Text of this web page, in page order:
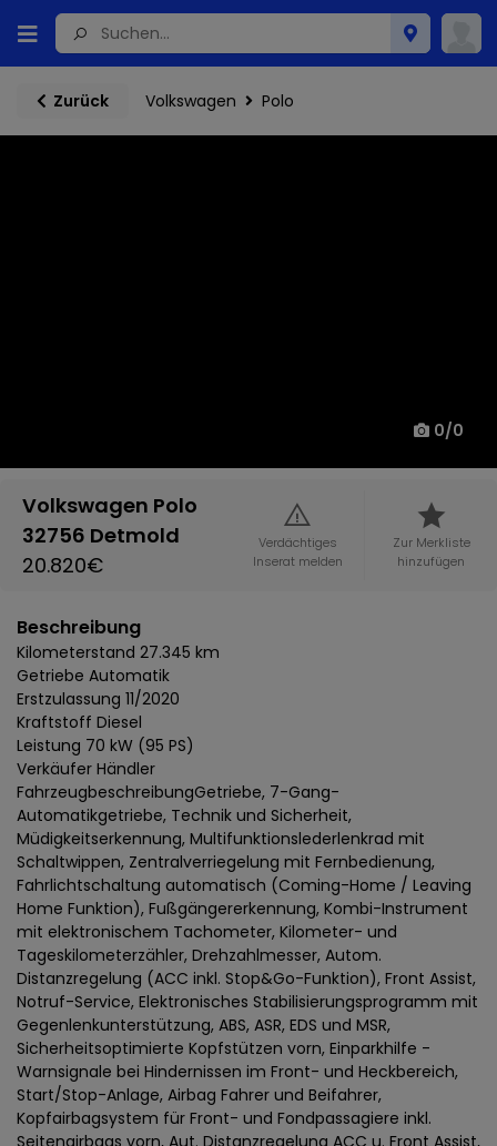
Zurück Volkswagen Polo
0/0
Volkswagen Polo
32756 Detmold
20.820€
Verdächtiges
Inserat melden
Zur Merkliste
hinzufügen
Beschreibung
Kilometerstand 27.345 km
Getriebe Automatik
Erstzulassung 11/2020
Kraftstoff Diesel
Leistung 70 kW (95 PS)
Verkäufer Händler
FahrzeugbeschreibungGetriebe, 7-Gang-
Automatikgetriebe, Technik und Sicherheit,
Müdigkeitserkennung, Multifunktionslederlenkrad mit
Schaltwippen, Zentralverriegelung mit Fernbedienung,
Fahrlichtschaltung automatisch (Coming-Home / Leaving
Home Funktion), Fußgängererkennung, Kombi-Instrument
mit elektronischem Tachometer, Kilometer- und
Tageskilometerzähler, Drehzahlmesser, Autom.
Distanzregelung (ACC inkl. Stop&Go-Funktion), Front Assist,
Notruf-Service, Elektronisches Stabilisierungsprogramm mit
Gegenlenkunterstützung, ABS, ASR, EDS und MSR,
Sicherheitsoptimierte Kopfstützen vorn, Einparkhilfe -
Warnsignale bei Hindernissen im Front- und Heckbereich,
Start/Stop-Anlage, Airbag Fahrer und Beifahrer,
Kopfairbagsystem für Front- und Fondpassagiere inkl.
Seitenairbags vorn, Aut. Distanzregelung ACC u. Front Assist,